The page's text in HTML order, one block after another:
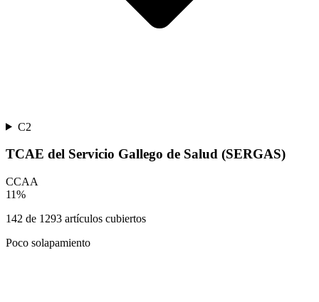
C2
TCAE del Servicio Gallego de Salud (SERGAS)
CCAA
11%
142 de 1293 artículos cubiertos
Poco solapamiento